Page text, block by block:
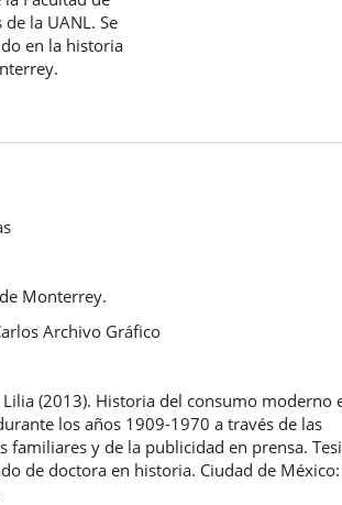
la UANL. Se
en la historia
Monterrey.
Archivo Gráfico
Lilia (2013). Historia del consumo moderno
los años 1909-1970 a través de las
familiares y de la publicidad en prensa.
de doctora en historia. Ciudad de México: